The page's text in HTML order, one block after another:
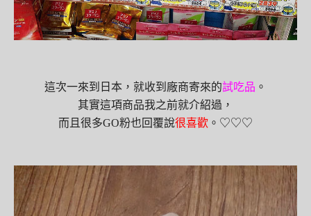
這次一來到日本，就收到廠商寄來的試吃品 。
其實這項商品我之前就介紹過 ，
而 且很多GO粉也 回覆說很喜歡 。 ♡♡♡